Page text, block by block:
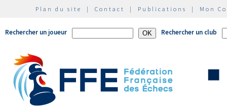
Plan du site | Contact | Publications | Mon
Rechercher un joueur Rechercher un club